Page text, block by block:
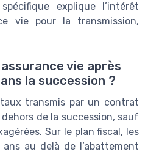
explique l’intérêt
vie pour la transmission,
vie après
la succession ?
transmis par un contrat
de la succession, sauf
Sur le plan fiscal, les
au delà de l’abattement